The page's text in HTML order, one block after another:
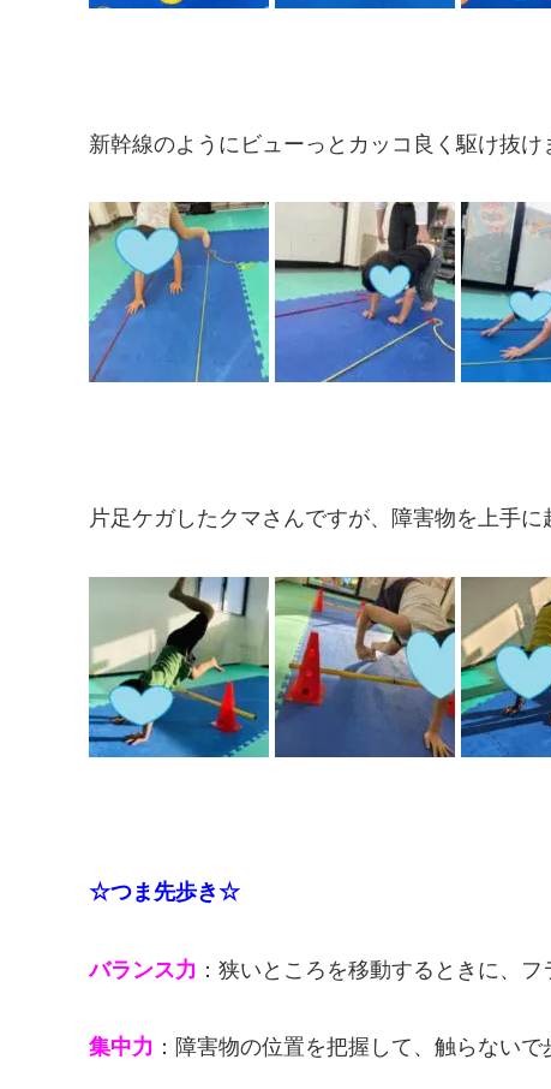
新幹線のようにビューっとカッコ良く駆け抜け
片足ケガしたクマさんですが、障害物を上手
☆つま先歩き☆
バランス力 ：狭いところを移動するときに、
集中力 ：障害物の位置を把握して、触らない